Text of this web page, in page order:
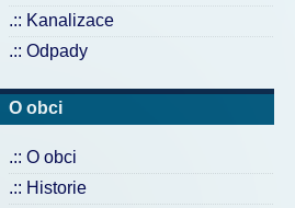
.:: Kanalizace
.:: Odpady
O obci
.:: O obci
.:: Historie